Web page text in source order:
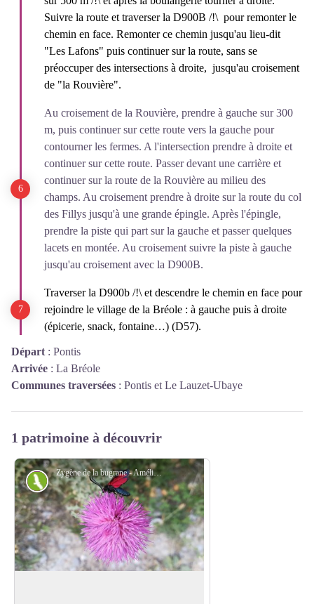
Suivre la route et traverser la D900B /!\ pour remonter le
chemin en face. Remonter ce chemin jusqu'au lieu-dit
"Les Lafons" puis continuer sur la route, sans se
préoccuper des intersections à droite, jusqu'au croisement
de "la Rouvière".
Au croisement de la Rouvière, prendre à gauche sur 300
m, puis continuer sur cette route vers la gauche pour
contourner les fermes. A l'intersection prendre à droite et
continuer sur cette route. Passer devant une carrière et
continuer sur la route de la Rouvière au milieu des
champs. Au croisement prendre à droite sur la route du col
des Fillys jusqu'à une grande épingle. Après l'épingle,
prendre la piste qui part sur la gauche et passer quelques
lacets en montée. Au croisement suivre la piste à gauche
jusqu'au croisement avec la D900B.
Traverser la D900b /!\ et descendre le chemin en face pour
rejoindre le village de la Bréole : à gauche puis à droite
(épicerie, snack, fontaine…) (D57).
Départ : Pontis
Arrivée : La Bréole
Communes traversées : Pontis et Le Lauzet-Ubaye
1 patrimoine à découvrir
Zygène de la bugrane - Amélie Vallier
Faune